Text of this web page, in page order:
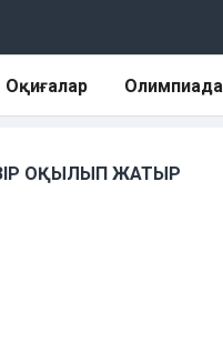
Оқиғалар Олимпиада
ОҚЫЛЫП ЖАТЫР